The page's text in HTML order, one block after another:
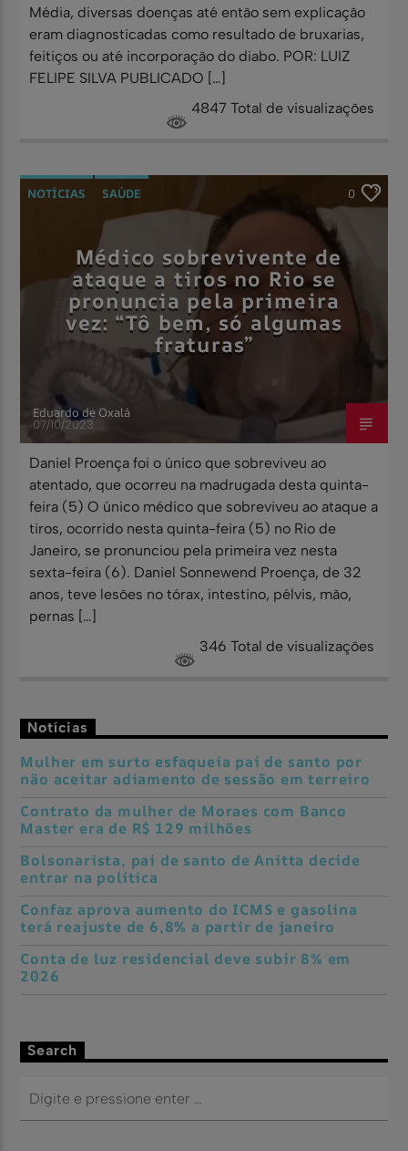
Média, diversas doenças até então sem explicação
eram diagnosticadas como resultado de bruxarias,
feitiços ou até incorporação do diabo. POR: LUIZ
FELIPE SILVA PUBLICADO […]
4847 Total de visualizações
NOTÍCIAS SAÚDE 0
Médico sobrevivente de
ataque a tiros no Rio se
pronuncia pela primeira
vez: “Tô bem, só algumas
fraturas”
Eduardo de Oxalá
07/10/2023
Daniel Proença foi o único que sobreviveu ao
atentado, que ocorreu na madrugada desta quinta-
feira (5) O único médico que sobreviveu ao ataque a
tiros, ocorrido nesta quinta-feira (5) no Rio de
Janeiro, se pronunciou pela primeira vez nesta
sexta-feira (6). Daniel Sonnewend Proença, de 32
anos, teve lesões no tórax, intestino, pélvis, mão,
pernas […]
346 Total de visualizações
Notícias
Mulher em surto esfaqueia pai de santo por
não aceitar adiamento de sessão em terreiro
Contrato da mulher de Moraes com Banco
Master era de R$ 129 milhões
Bolsonarista, pai de santo de Anitta decide
entrar na política
Confaz aprova aumento do ICMS e gasolina
terá reajuste de 6,8% a partir de janeiro
Conta de luz residencial deve subir 8% em
2026
Search